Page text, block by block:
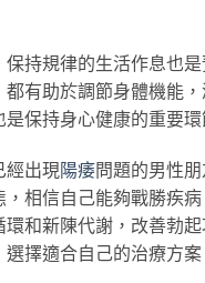
保持規律的生活作息也
都有助於調節身體機能
是保持身心健康的重要環
經出現陽痿問題的男性
，相信自己能夠戰勝疾
環和新陳代謝，改善勃
選擇適合自己的治療方案